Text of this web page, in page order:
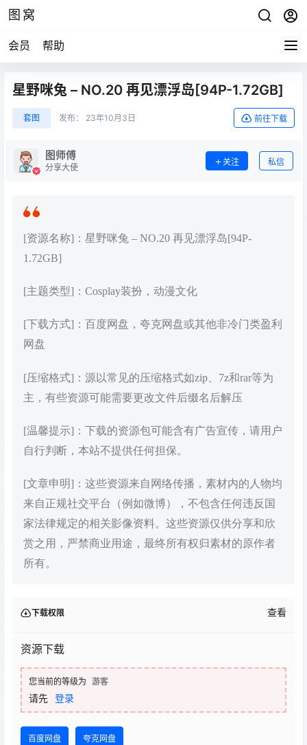
图窝
会员 帮助
星野咪兔 – NO.20 再见漂浮岛[94P-1.72GB]
套图 发布： 23年10月3日 前往下载
图师傅
分享大使
关注 私信
[资源名称]：星野咪兔 – NO.20 再见漂浮岛[94P-
1.72GB]
[主题类型]：Cosplay装扮，动漫文化
[下载方式]：百度网盘，夸克网盘或其他非冷门类盈利
网盘
[压缩格式]：源以常见的压缩格式如zip、7z和rar等为
主，有些资源可能需要更改文件后缀名后解压
[温馨提示]：下载的资源包可能含有广告宣传，请用户
自行判断，本站不提供任何担保。
[文章申明]：这些资源来自网络传播，素材内的人物均
来自正规社交平台（例如微博），不包含任何违反国
家法律规定的相关影像资料。这些资源仅供分享和欣
赏之用，严禁商业用途，最终所有权归素材的原作者
所有。
下载权限 查看
资源下载
您当前的等级为 游客
请先 登录
百度网盘 夸克网盘